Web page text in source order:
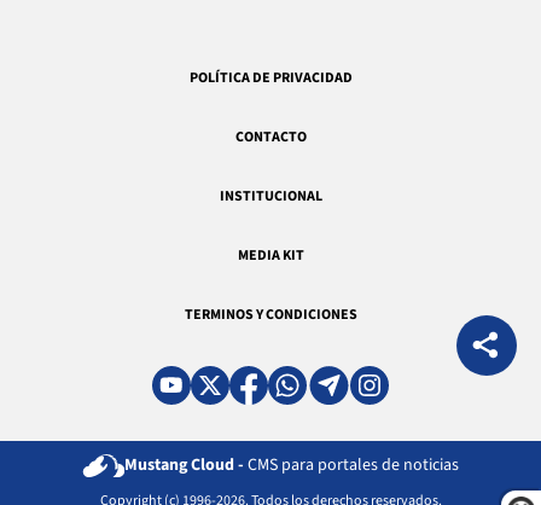
POLÍTICA DE PRIVACIDAD
CONTACTO
INSTITUCIONAL
MEDIA KIT
TERMINOS Y CONDICIONES
Mustang Cloud - CMS para portales de noticias